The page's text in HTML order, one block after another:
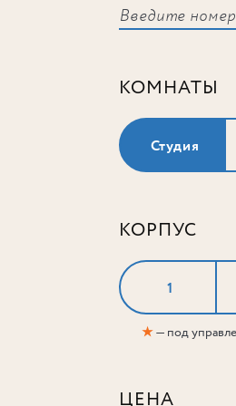
КОМНАТЫ
Студия
КОРПУС
1
★— под
ЦЕНА